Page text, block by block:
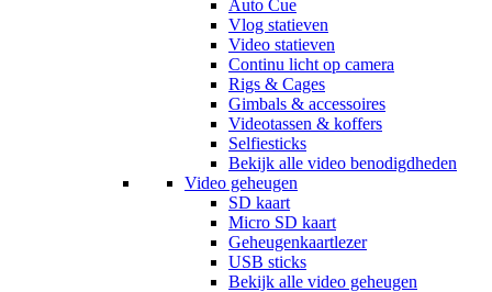
Auto Cue
Vlog statieven
Video statieven
Continu licht op camera
Rigs & Cages
Gimbals & accessoires
Videotassen & koffers
Selfiesticks
Bekijk alle video benodigdheden
Video geheugen
SD kaart
Micro SD kaart
Geheugenkaartlezer
USB sticks
Bekijk alle video geheugen